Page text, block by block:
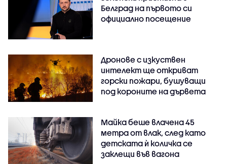
Белград на първото си
официално посещение
Дронове с изкуствен
интелект ще откриват
горски пожари, бушуващи
под короните на дървета
Майка беше влачена 45
метра от влак, след като
детската ѝ количка се
заклещи във вагона